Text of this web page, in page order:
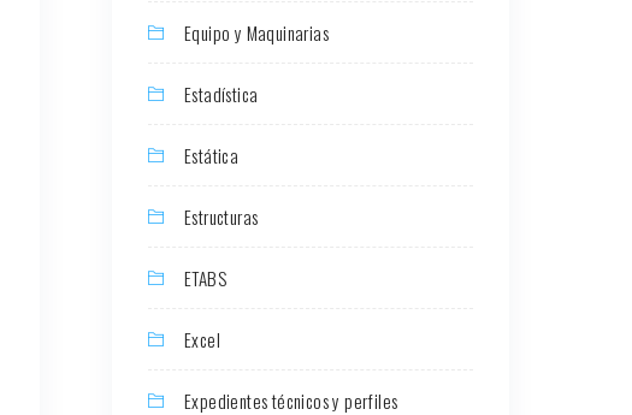
Equipo y Maquinarias
Estadística
Estática
Estructuras
ETABS
Excel
Expedientes técnicos y perfiles